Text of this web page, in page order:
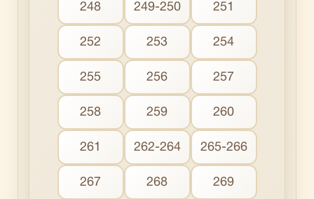
248 249-250 251
252 253 254
255 256 257
258 259 260
261 262-264 265-266
267 268 269